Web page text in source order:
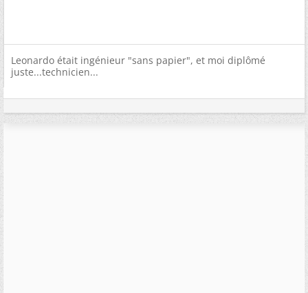
Leonardo était ingénieur "sans papier", et moi diplômé
juste...technicien...